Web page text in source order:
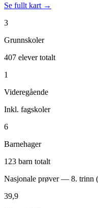
Se fullt kart →
3
Grunnskoler
407 elever totalt
1
Videregående
Inkl. fagskoler
6
Barnehager
123 barn totalt
Nasjonale prøver — 8. trinn (
39,9